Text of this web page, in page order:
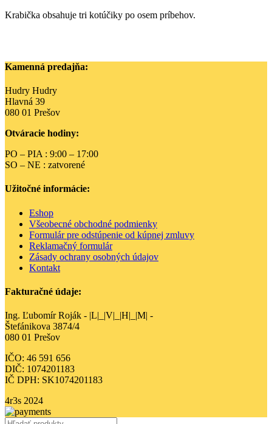
Krabička obsahuje tri kotúčiky po osem príbehov.
Kamenná predajňa:
Hudry Hudry
Hlavná 39
080 01 Prešov
Otváracie hodiny:
PO – PIA : 9:00 – 17:00
SO – NE : zatvorené
Užitočné informácie:
Eshop
Všeobecné obchodné podmienky
Formulár pre odstúpenie od kúpnej zmluvy
Reklamačný formulár
Zásady ochrany osobných údajov
Kontakt
Fakturačné údaje:
Ing. Ľubomír Roják - |L|_|V|_|H|_|M| -
Štefánikova 3874/4
080 01 Prešov
IČO: 46 591 656
DIČ: 1074201183
IČ DPH: SK1074201183
4r3s 2024